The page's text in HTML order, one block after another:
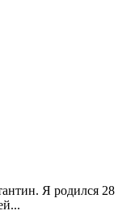
Я родился 28